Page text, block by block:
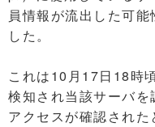
員情報が流出した可
した。
これは10月17日18時
検知され当該サーバ
アクセスが確認された